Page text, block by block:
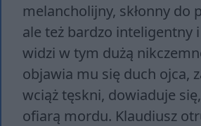
melancholijny, skłonny do
ale też bardzo inteligentny
widzi w tym dużą
objawia mu się duch ojca,
wciąż tęskni, dowiaduje
ofiarą mordu. Klaudiusz